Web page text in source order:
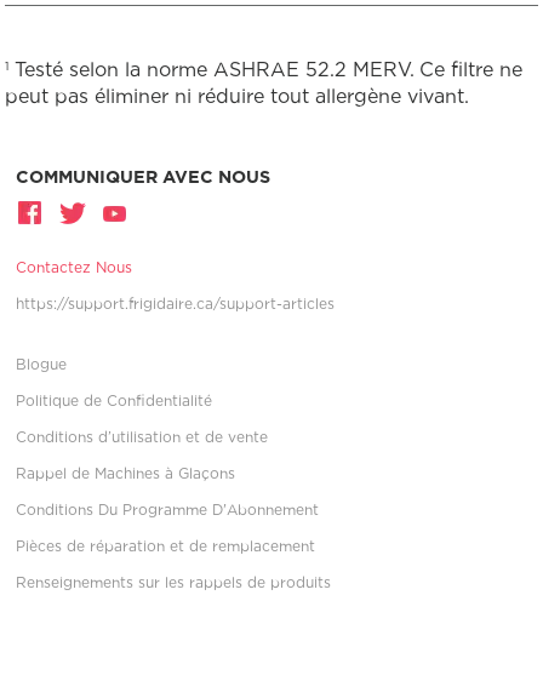
1 Testé selon la norme ASHRAE 52.2 MERV. Ce filtre ne
peut pas éliminer ni réduire tout allergène vivant.
COMMUNIQUER AVEC NOUS
Contactez Nous
https://support.frigidaire.ca/support-articles
Blogue
Politique de Confidentialité
Conditions d’utilisation et de vente
Rappel de Machines à Glaçons
Conditions Du Programme D'Abonnement
Pièces de réparation et de remplacement
Renseignements sur les rappels de produits